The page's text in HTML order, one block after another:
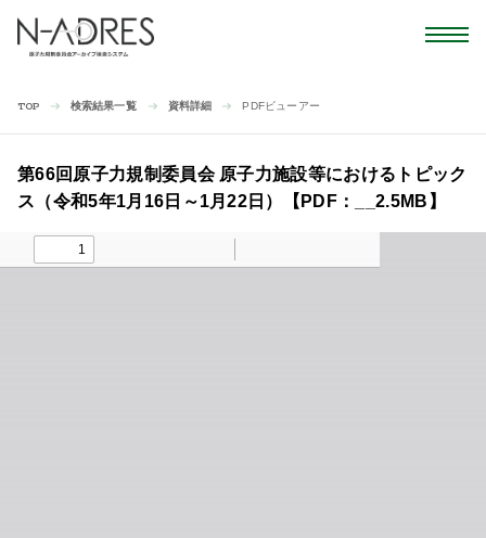
TOP 検索結果一覧 資料詳細 PDFビューアー
第66回原子力規制委員会 原子力施設等におけるトピック
ス（令和5年1月16日～1月22日）【PDF：__2.5MB】